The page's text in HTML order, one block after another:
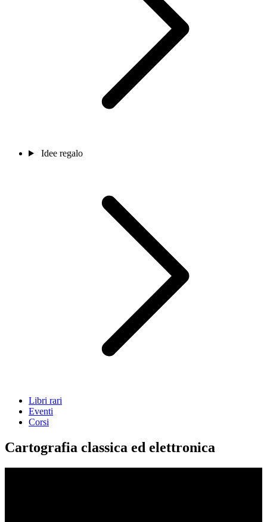
Idee regalo
Libri rari
Eventi
Corsi
Cartografia classica ed elettronica